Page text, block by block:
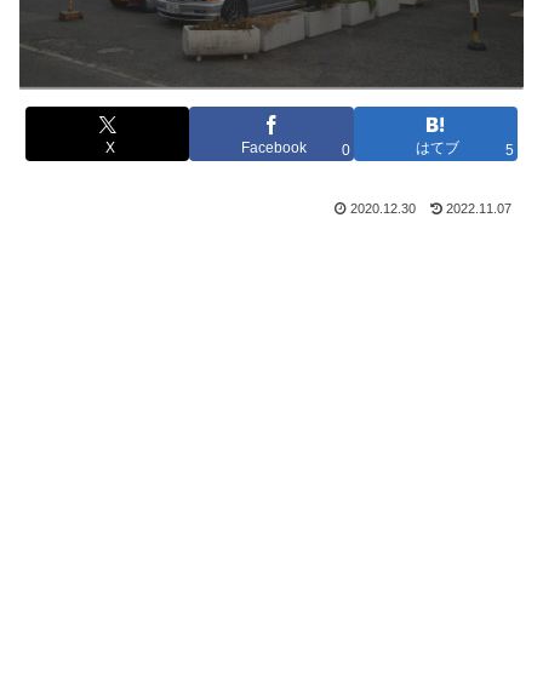
X Facebook 0 はてブ 5
2020.12.30 2022.11.07